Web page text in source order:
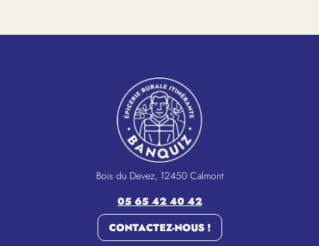
Bois du Devez, 12450 Calmont
05 65 42 40 42
CONTACTEZ-NOUS !